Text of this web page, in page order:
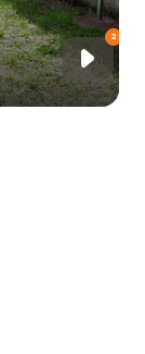
2